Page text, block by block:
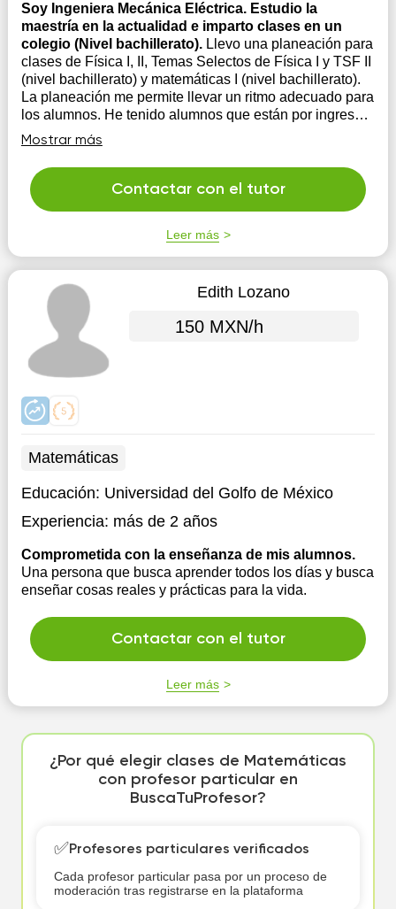
Soy Ingeniera Mecánica Eléctrica. Estudio la
maestría en la actualidad e imparto clases en un
colegio (Nivel bachillerato). Llevo una planeación para
clases de Física I, II, Temas Selectos de Física I y TSF II
(nivel bachillerato) y matemáticas I (nivel bachillerato).
La planeación me permite llevar un ritmo adecuado para
los alumnos. He tenido alumnos que están por ingresar
a la universidad de medicina e ingeniería y ha...
Mostrar más
Contactar con el tutor
Leer más
Edith Lozano
150 MXN/h
Matemáticas
Educación: Universidad del Golfo de México
Experiencia: más de 2 años
Comprometida con la enseñanza de mis alumnos.
Una persona que busca aprender todos los días y busca
enseñar cosas reales y prácticas para la vida.
Contactar con el tutor
Leer más
¿Por qué elegir clases de Matemáticas
con profesor particular en
BuscaTuProfesor?
✅Profesores particulares verificados
Cada profesor particular pasa por un proceso de
moderación tras registrarse en la plataforma